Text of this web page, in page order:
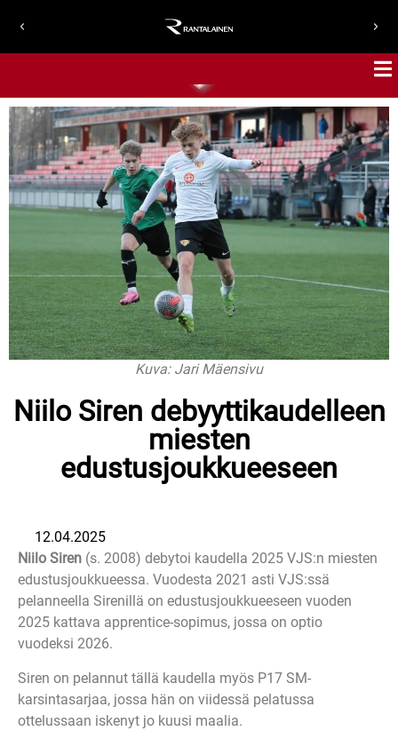
Kuva: Jari Mäensivu
Niilo Siren debyyttikaudelleen
miesten
edustusjoukkueeseen
12.04.2025
Niilo Siren (s. 2008) debytoi kaudella 2025 VJS:n miesten
edustusjoukkueessa. Vuodesta 2021 asti VJS:ssä
pelanneella Sirenillä on edustusjoukkueeseen vuoden
2025 kattava apprentice-sopimus, jossa on optio
vuodeksi 2026.
Siren on pelannut tällä kaudella myös P17 SM-
karsintasarjaa, jossa hän on viidessä pelatussa
ottelussaan iskenyt jo kuusi maalia.